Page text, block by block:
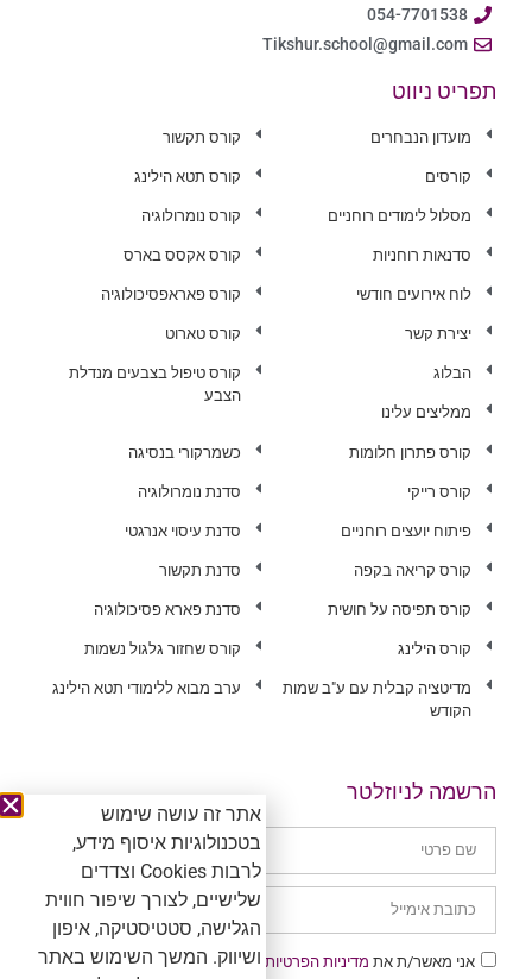
054-7701538
Tikshur.school@gmail.com
תפריט ניווט
מועדון הנבחרים
קורסים
מסלול לימודים רוחניים
סדנאות רוחניות
לוח אירועים חודשי
יצירת קשר
הבלוג
ממליצים עלינו
קורס תקשור
קורס תטא הילינג
קורס נומרולוגיה
קורס אקסס בארס
קורס פאראפסיכולוגיה
קורס טארוט
קורס טיפול בצבעים מנדלת
הצבע
קורס פתרון חלומות
קורס רייקי
פיתוח יועצים רוחניים
קורס קריאה בקפה
קורס תפיסה על חושית
קורס הילינג
מדיטציה קבלית עם ע"ב שמות
הקודש
כשמרקורי בנסיגה
סדנת נומרולוגיה
סדנת עיסוי אנרגטי
סדנת תקשור
סדנת פארא פסיכולוגיה
קורס שחזור גלגול נשמות
ערב מבוא ללימודי תטא הילינג
הרשמה לניוזלטר
אני מאשר/ת את מדיניות הפרטיות ומסכים/ה לקבל דיוור שיווקי.
אתר זה עושה שימוש
בטכנולוגיות איסוף מידע,
לרבות Cookies וצדדים
שלישיים, לצורך שיפור חווית
הגלישה, סטטיסטיקה, איפון
ושיווק. המשך השימוש באתר